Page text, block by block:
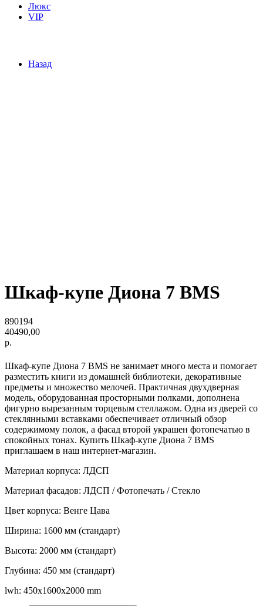
Люкс
VIP
Назад
Шкаф-купе Диона 7 BMS
890194
40490,00
р.
Шкаф-купе Диона 7 BMS не занимает много места и помогает
разместить книги из домашней библиотеки, декоративные
предметы и множество мелочей. Практичная двухдверная
модель, оборудованная просторными полками, дополнена
фигурно вырезанным торцевым стеллажом. Одна из дверей со
стеклянными вставками обеспечивает отличный обзор
содержимому полок, а фасад второй украшен фотопечатью в
спокойных тонах. Купить Шкаф-купе Диона 7 BMS
приглашаем в наш интернет-магазин.
Материал корпуса: ЛДСП
Материал фасадов: ЛДСП / Фотопечать / Стекло
Цвет корпуса: Венге Цава
Ширина: 1600 мм (стандарт)
Высота: 2000 мм (стандарт)
Глубина: 450 мм (стандарт)
lwh: 450x1600x2000 mm